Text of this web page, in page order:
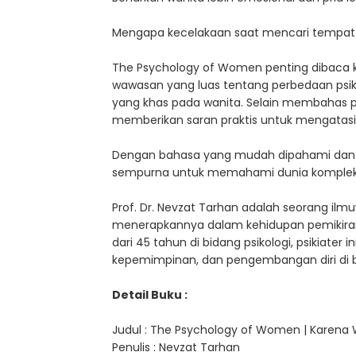
Mengapa kecelakaan saat mencari
The Psychology of Women penting
wawasan yang luas tentang perbedaan
yang khas pada wanita. Selain
memberikan saran praktis untuk
Dengan bahasa yang mudah dipahami
sempurna untuk memahami dunia
Prof. Dr. Nevzat Tarhan adalah seorang
menerapkannya dalam kehidupan
dari 45 tahun di bidang psikologi,
kepemimpinan, dan pengembangan diri di
Detail Buku :
Judul : The Psychology of Women |
Penulis : Nevzat Tarhan